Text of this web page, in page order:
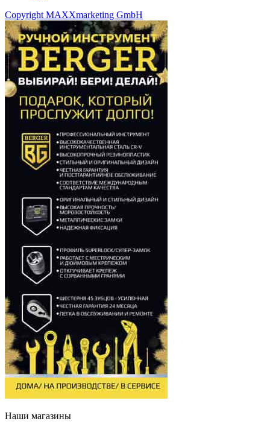
Copyright MAXXmarketing GmbH
Наши магазины